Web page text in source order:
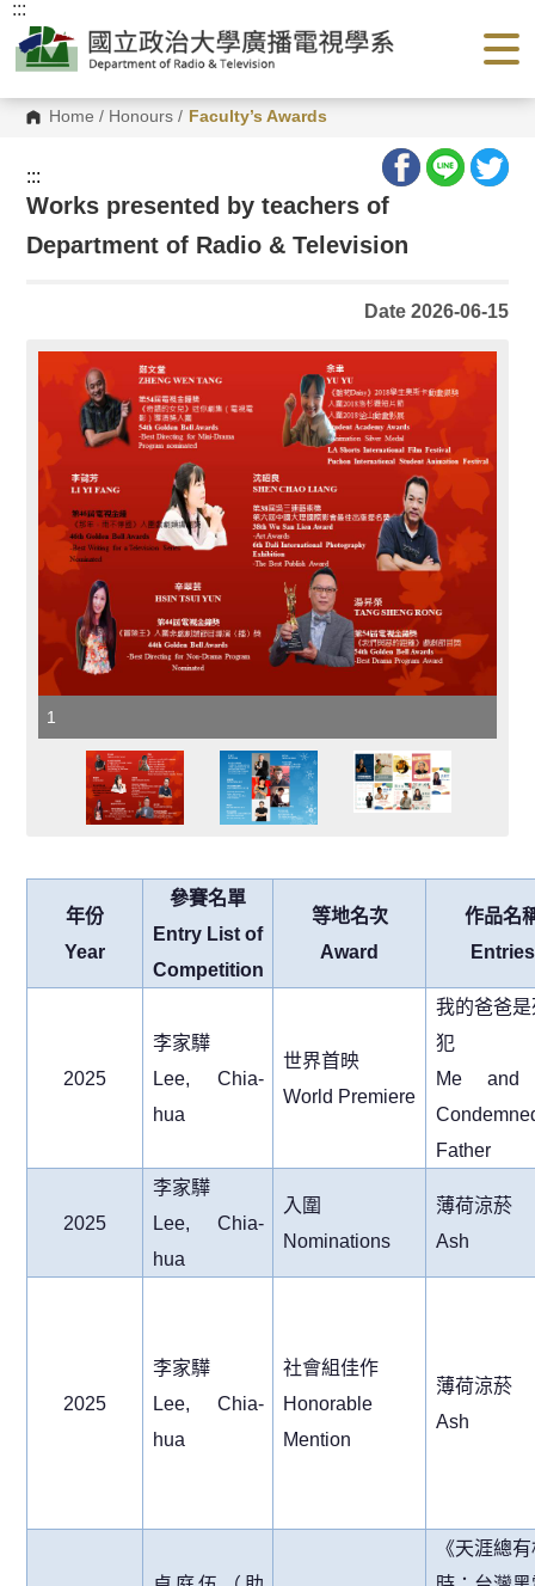
G
o
Home / Honours / Faculty’s Awards
:::
:::
Works presented by teachers of
Department of Radio & Television
Date 2026-06-15
1
年份
Year
參賽名單
Entry List of
Competition
等地名次
Award
作品名
Entries
2025
李家驊
Lee, Chia-
hua
世界首映
World Premiere
我的爸爸
犯
Me and
Father
2025
李家驊
Lee, Chia-
hua
入圍
Nominations
薄荷涼菸
Ash
2025
李家驊
Lee, Chia-
hua
社會組佳作
Honorable
Mention
薄荷涼菸
Ash
《天涯總